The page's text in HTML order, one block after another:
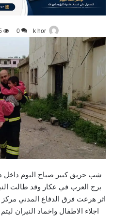
k hor
0
شب حريق كبير صباح اليوم داخل
برج العرب في عكار وقد طالت
اثر هرعت فرق الدفاع المدني مركز
اجلاء الاطفال واخماد النيران